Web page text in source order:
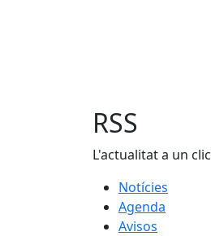
RSS
L'actualitat a un clic
Notícies
Agenda
Avisos